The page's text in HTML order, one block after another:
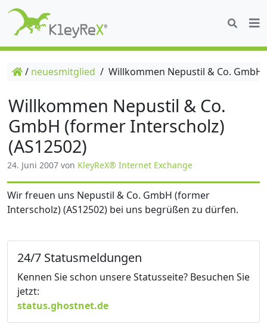
/ neuesmitglied / Willkommen Nepustil & Co.
Willkommen Nepustil & Co.
GmbH (former Interscholz)
(AS12502)
24. Juni 2007 von KleyReX® Internet Exchange
Wir freuen uns Nepustil & Co. GmbH (former
Interscholz) (AS12502) bei uns begrüßen zu dürfen.
24/7 Statusmeldungen
Kennen Sie schon unsere Statusseite? Besuchen Sie
jetzt:
status.ghostnet.de